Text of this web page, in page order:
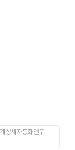
상세 자동화 연구_